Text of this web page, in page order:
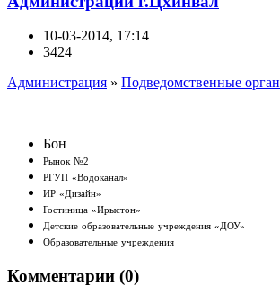
10-03-2014, 17:14
3424
Администрация » Подведомственные
Бон
Рынок №2
РГУП «Водоканал»
ИР «Дизайн»
Гостиница «Ирыстон»
Детские образовательные учреждения «ДОУ»
Образовательные учреждения
Комментарии (0)